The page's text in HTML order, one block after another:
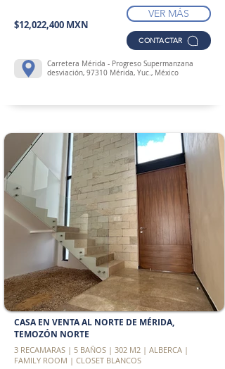
$12,022,400 MXN
VER MÁS
CONTACTAR
Carretera Mérida - Progreso Supermanzana
desviación, 97310 Mérida, Yuc., México
CASA EN VENTA AL NORTE DE MÉRIDA,
TEMOZÓN NORTE
3 RECAMARAS | 5 BAÑOS | 302 M2 | ALBERCA |
FAMILY ROOM | CLOSET BLANCOS